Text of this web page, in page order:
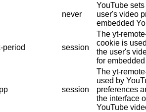
never
YouTube
user's video
embedded
period session
The yt-
cookie is
the user's
for
session
The yt-
used by
preferences
the interface
YouTube